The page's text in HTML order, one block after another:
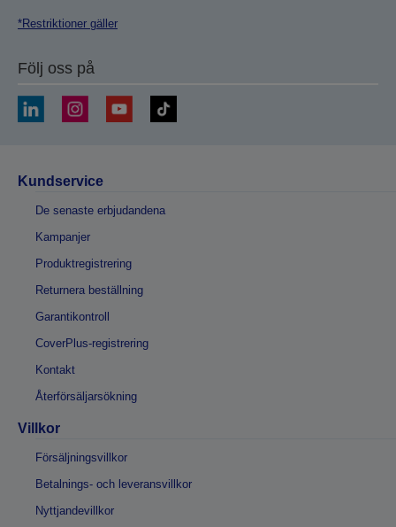
*Restriktioner gäller
Följ oss på
Kundservice
De senaste erbjudandena
Kampanjer
Produktregistrering
Returnera beställning
Garantikontroll
CoverPlus-registrering
Kontakt
Återförsäljarsökning
Villkor
Försäljningsvillkor
Betalnings- och leveransvillkor
Nyttjandevillkor